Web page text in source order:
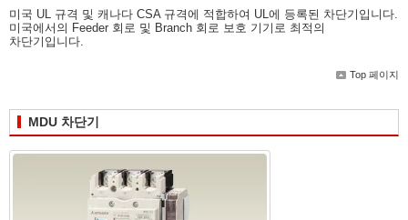
미국 UL 규격 및 캐나다 CSA 규격에 적합하여 UL에 등록된 차단기입니다.
미국에서의 Feeder 회로 및 Branch 회로 보호 기기로 최적의
차단기입니다.
Top 페이지
MDU 차단기